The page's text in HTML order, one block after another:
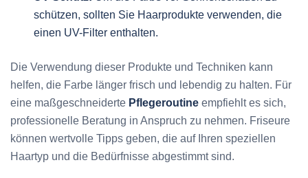
schützen, sollten Sie Haarprodukte verwenden, die
einen UV-Filter enthalten.
Die Verwendung dieser Produkte und Techniken kann
helfen, die Farbe länger frisch und lebendig zu halten. Für
eine maßgeschneiderte Pflegeroutine empfiehlt es sich,
professionelle Beratung in Anspruch zu nehmen. Friseure
können wertvolle Tipps geben, die auf Ihren speziellen
Haartyp und die Bedürfnisse abgestimmt sind.